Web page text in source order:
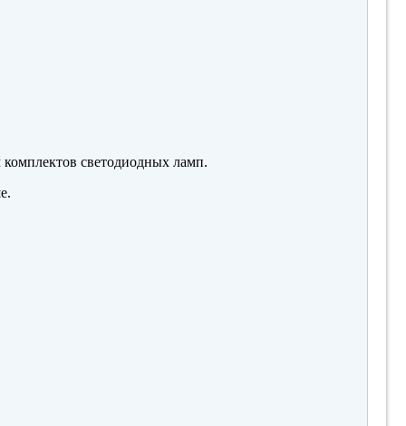
светодиодных ламп.